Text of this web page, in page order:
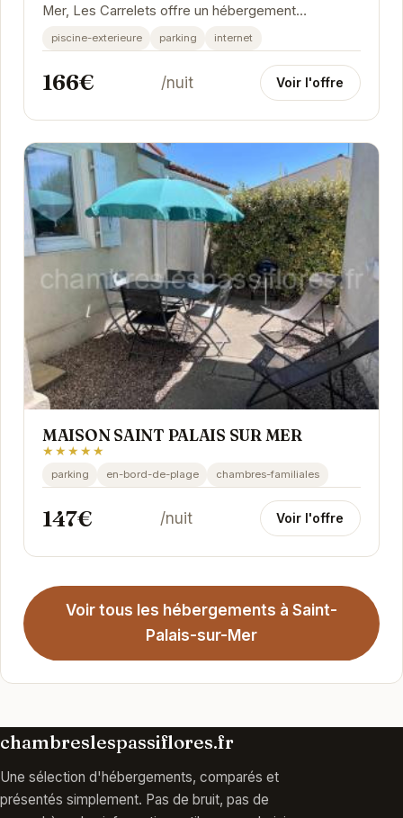
Mer, Les Carrelets offre un hébergement
confortable et bien équipé.
piscine-exterieure parking internet
166€ /nuit Voir l'offre
MAISON SAINT PALAIS SUR MER
★★★★★
parking en-bord-de-plage chambres-familiales
147€ /nuit Voir l'offre
Voir tous les hébergements à Saint-
Palais-sur-Mer
chambreslespassiflores.fr
Une sélection d'hébergements, comparés et
présentés simplement. Pas de bruit, pas de